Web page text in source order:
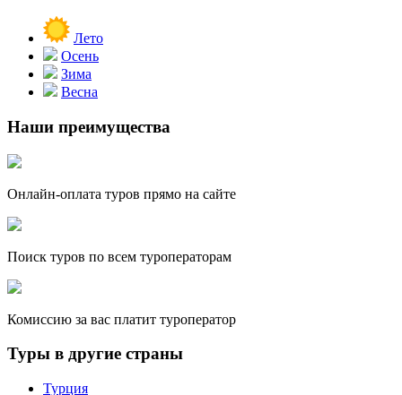
Лето
Осень
Зима
Весна
Наши преимущества
Онлайн-оплата туров прямо на сайте
Поиск туров по всем туроператорам
Комиссию за вас платит туроператор
Туры в другие страны
Турция